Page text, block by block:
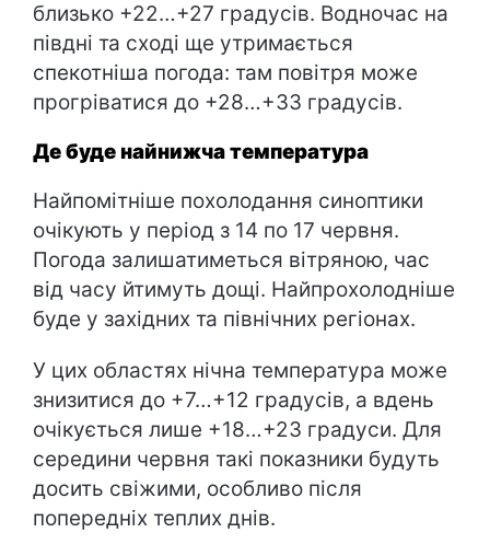
близько +22…+27 градусів. Водночас на
півдні та сході ще утримається
спекотніша погода: там повітря може
прогріватися до +28…+33 градусів.
Де буде найнижча температура
Найпомітніше похолодання синоптики
очікують у період з 14 по 17 червня.
Погода залишатиметься вітряною, час
від часу йтимуть дощі. Найпрохолодніше
буде у західних та північних регіонах.
У цих областях нічна температура може
знизитися до +7…+12 градусів, а вдень
очікується лише +18…+23 градуси. Для
середини червня такі показники будуть
досить свіжими, особливо після
попередніх теплих днів.